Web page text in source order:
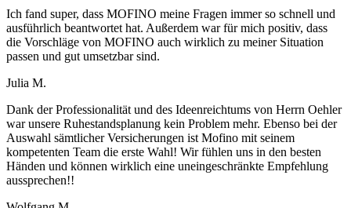
Ich fand super, dass MOFINO meine Fragen immer so schnell und
ausführlich beantwortet hat. Außerdem war für mich positiv, dass
die Vorschläge von MOFINO auch wirklich zu meiner Situation
passen und gut umsetzbar sind.
Julia M.
Dank der Professionalität und des Ideenreichtums von Herrn Oehler
war unsere Ruhestandsplanung kein Problem mehr. Ebenso bei der
Auswahl sämtlicher Versicherungen ist Mofino mit seinem
kompetenten Team die erste Wahl! Wir fühlen uns in den besten
Händen und können wirklich eine uneingeschränkte Empfehlung
aussprechen!!